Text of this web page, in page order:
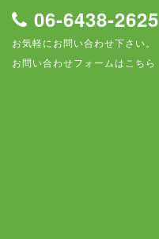
06-6438-2625
お気軽にお問い合わせ下さい。
お問い合わせフォームはこちら